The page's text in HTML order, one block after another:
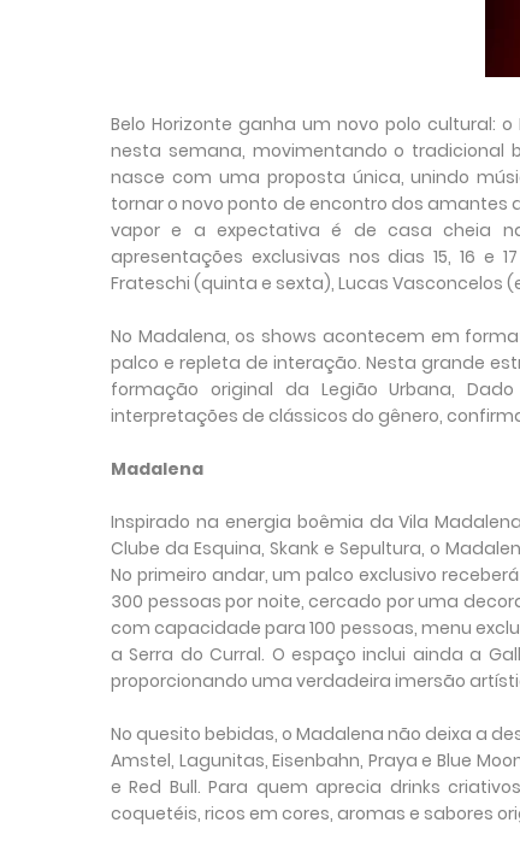
Belo Horizonte ganha um novo polo cultural:
nesta semana, movimentando o tradicional
nasce com uma proposta única, unindo
tornar o novo ponto de encontro dos amantes
vapor e a expectativa é de casa cheia
apresentações exclusivas nos dias 15, 16 e
Frateschi (quinta e sexta), Lucas Vasconcelos
No Madalena, os shows acontecem em
palco e repleta de interação. Nesta grande
formação original da Legião Urbana,
interpretações de clássicos do gênero,
Madalena
Inspirado na energia boêmia da Vila
Clube da Esquina, Skank e Sepultura, o
No primeiro andar, um palco exclusivo
300 pessoas por noite, cercado por uma
com capacidade para 100 pessoas, menu
a Serra do Curral. O espaço inclui ainda a
proporcionando uma verdadeira imersão
No quesito bebidas, o Madalena não deixa a
Amstel, Lagunitas, Eisenbahn, Praya e Blue
e Red Bull. Para quem aprecia drinks
coquetéis, ricos em cores, aromas e sabores